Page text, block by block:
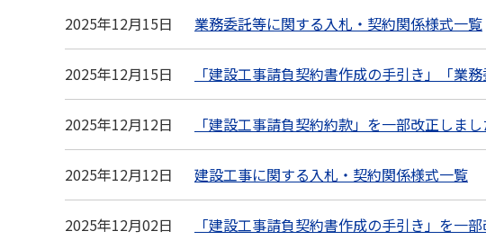
2025年12月15日 業務委託等に関する入札・契約関係様式一覧
2025年12月15日 「建設工事請負契約書作成の手引き」「業
2025年12月12日 「建設工事請負契約約款」を一部改正しまし
2025年12月12日 建設工事に関する入札・契約関係様式一覧
2025年12月02日 「建設工事請負契約書作成の手引き」を一